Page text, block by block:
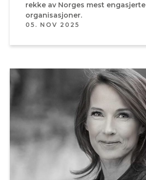
rekke av Norges mest engasjerte
organisasjoner.
05. NOV 2025